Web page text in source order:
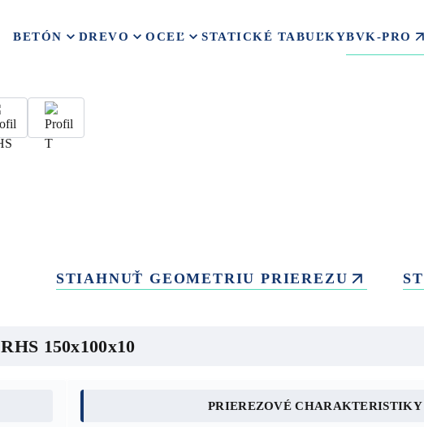
BETÓN DREVO OCEĽ STATICKÉ TABUĽKYBVK-PRO
STIAHNUŤ GEOMETRIU PRIEREZU
RHS 150x100x10
PRIEREZOVÉ CHARAKTERISTIKY